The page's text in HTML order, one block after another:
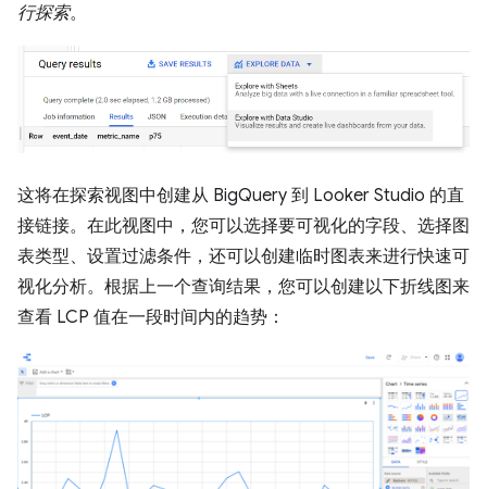
行探索。
这将在探索视图中创建从 BigQuery 到 Looker Studio 的直
接链接。在此视图中，您可以选择要可视化的字段、选择图
表类型、设置过滤条件，还可以创建临时图表来进行快速可
视化分析。根据上一个查询结果，您可以创建以下折线图来
查看 LCP 值在一段时间内的趋势：